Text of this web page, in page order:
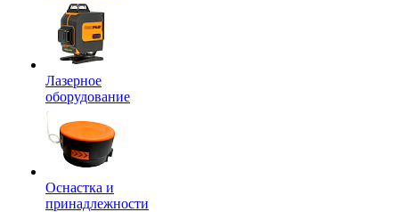
Лазерное
оборудование
Оснастка и
принадлежности